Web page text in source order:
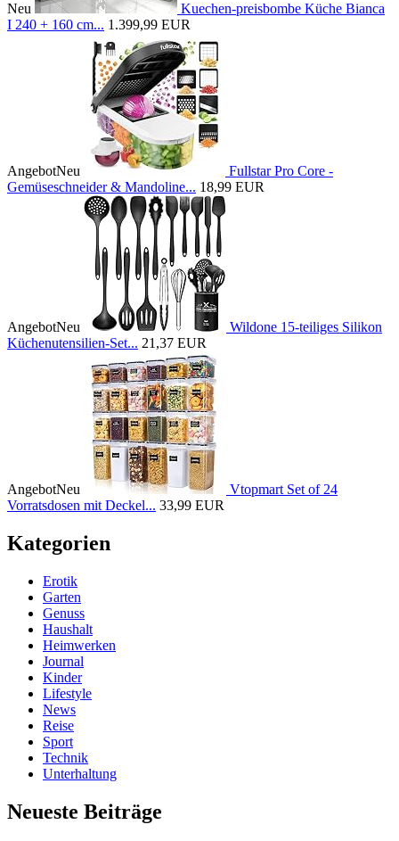
Neu
Kuechen-preisbombe Küche Bianca
I 240 + 160 cm... 1.399,99 EUR
AngebotNeu
Fullstar Pro Core -
Gemüseschneider & Mandoline... 18,99 EUR
AngebotNeu
Wildone 15-teiliges Silikon
Küchenutensilien-Set... 21,37 EUR
AngebotNeu
Vtopmart Set of 24
Vorratsdosen mit Deckel... 33,99 EUR
Kategorien
Erotik
Garten
Genuss
Haushalt
Heimwerken
Journal
Kinder
Lifestyle
News
Reise
Sport
Technik
Unterhaltung
Neueste Beiträge